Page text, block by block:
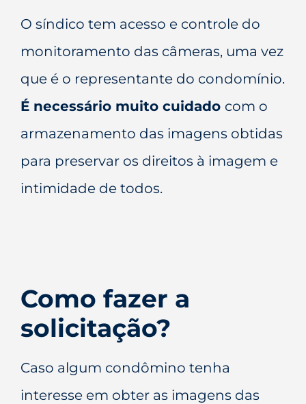
O síndico tem acesso e controle do
monitoramento das câmeras, uma vez
que é o representante do condomínio.
É necessário muito cuidado com o
armazenamento das imagens obtidas
para preservar os direitos à imagem e
intimidade de todos.
Como fazer a
solicitação?
Caso algum condômino tenha
interesse em obter as imagens das